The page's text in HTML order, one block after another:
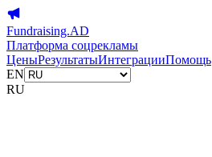
Fundraising.AD
Платформа соцрекламы
ЦеныРезультатыИнтеграцииПомощь
EN
RU